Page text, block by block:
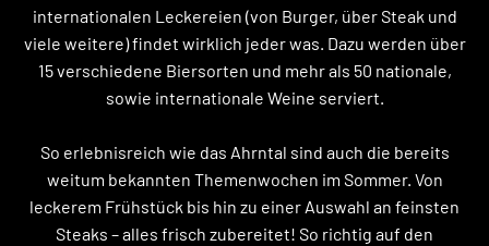
internationalen Leckereien (von Burger, über Steak und
viele weitere) findet wirklich jeder was. Dazu werden über
15 verschiedene Biersorten und mehr als 50 nationale,
sowie internationale Weine serviert.
So erlebnisreich wie das Ahrntal sind auch die bereits
weitum bekannten Themenwochen im Sommer. Von
leckerem Frühstück bis hin zu einer Auswahl an feinsten
Steaks – alles frisch zubereitet! So richtig auf den